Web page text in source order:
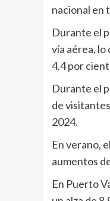
nacional en
Durante el
vía aérea,
4.4 por
Durante el
de
2024.
En verano,
aumentos
En Puerto